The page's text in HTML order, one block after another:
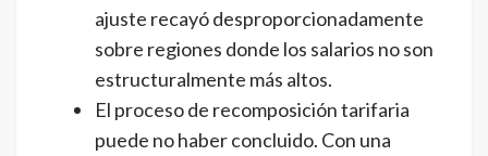
ajuste recayó desproporcionadamente
sobre regiones donde los salarios no son
estructuralmente más altos.
El proceso de recomposición tarifaria
puede no haber concluido. Con una